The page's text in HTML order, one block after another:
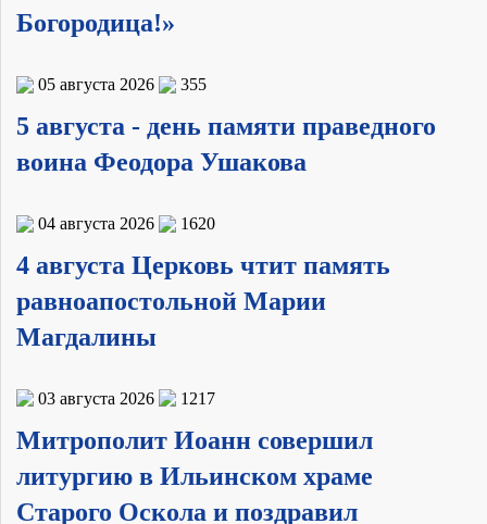
Богородица!»
05 августа 2026 355
5 августа - день памяти праведного
воина Феодора Ушакова
04 августа 2026 1620
4 августа Церковь чтит память
равноапостольной Марии
Магдалины
03 августа 2026 1217
Митрополит Иоанн совершил
литургию в Ильинском храме
Старого Оскола и поздравил